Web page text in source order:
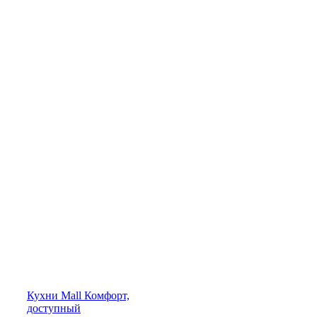
Кухни Mall Комфорт,
доступный